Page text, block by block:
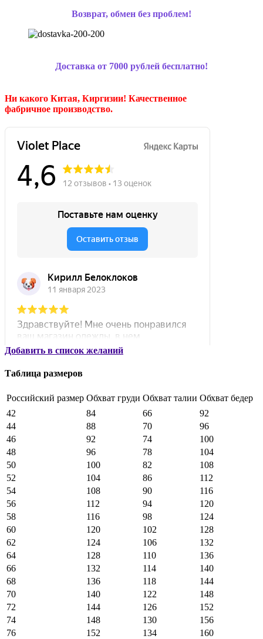
Возврат, обмен без проблем!
Доставка от 7000 рублей бесплатно!
Ни какого Китая, Киргизии! Качественное
фабричное производство.
Добавить в список желаний
Таблица размеров
Российский размер Обхват груди Обхват талии Обхват бедер
42
84 66
92
44
88 70
96
46
92 74
100
48
96 78
104
50
100 82
108
52
104 86
112
54
108 90
116
56
112 94
120
58
116 98
124
60
120 102
128
62
124 106
132
64
128 110
136
66
132 114
140
68
136 118
144
70
140 122
148
72
144 126
152
74
148 130
156
76
152 134
160